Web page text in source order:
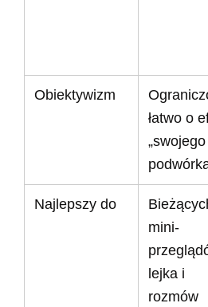
Obiektywizm
łatwo o
„swojego
Najlepszy do
mini-
lejka i
rozmów